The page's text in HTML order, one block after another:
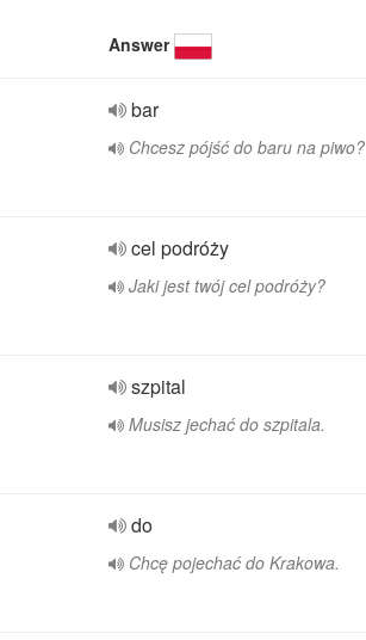
Answer
bar
Chcesz pójść do baru na piwo?
cel podróży
Jaki jest twój cel podróży?
szpital
Musisz jechać do szpitala.
do
Chcę pojechać do Krakowa.